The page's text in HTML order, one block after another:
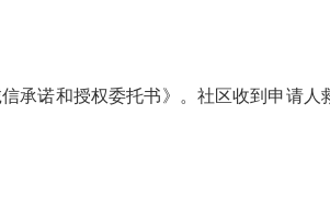
承诺和授权委托书》。社区收到申请人